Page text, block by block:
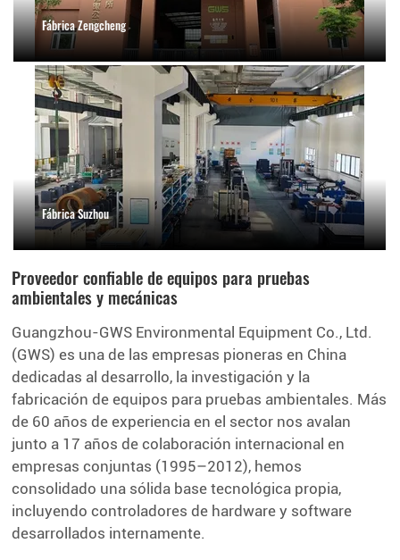
Fábrica Zengcheng
Fábrica Suzhou
Proveedor confiable de equipos para pruebas
ambientales y mecánicas
Guangzhou-GWS Environmental Equipment Co., Ltd.
(GWS) es una de las empresas pioneras en China
dedicadas al desarrollo, la investigación y la
fabricación de equipos para pruebas ambientales. Más
de 60 años de experiencia en el sector nos avalan
junto a 17 años de colaboración internacional en
empresas conjuntas (1995–2012), hemos
consolidado una sólida base tecnológica propia,
incluyendo controladores de hardware y software
desarrollados internamente.